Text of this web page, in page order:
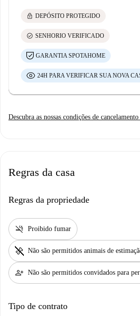
lock DEPÓSITO PROTEGIDO
check_circle SENHORIO VERIFICADO
GARANTIA SPOTAHOME
24H PARA VERIFICAR SUA NOVA
Descubra as nossas condições de
Regras da casa
Regras da propriedade
smoke_free Proibido fumar
pet_supplies Não são permitidos animais de
person_add Não são permitidos convidados para
Tipo de contrato